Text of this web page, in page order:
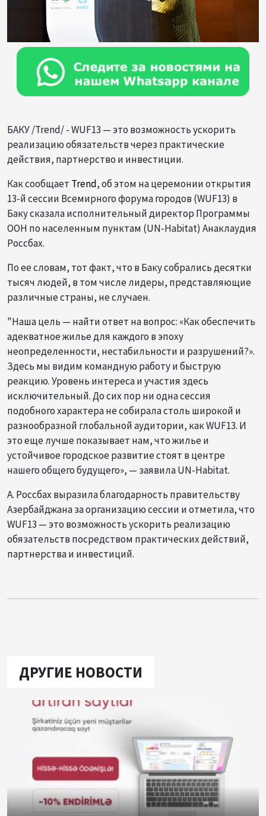
БАКУ /Trend/ - WUF13 — это возможность ускорить
реализацию обязательств через практические
действия, партнерство и инвестиции.
Как сообщает Trend, об этом на церемонии открытия
13-й сессии Всемирного форума городов (WUF13) в
Баку сказала исполнительный директор Программы
ООН по населенным пунктам (UN-Habitat) Анаклаудия
Россбах.
По ее словам, тот факт, что в Баку собрались десятки
тысяч людей, в том числе лидеры, представляющие
различные страны, не случаен.
"Наша цель — найти ответ на вопрос: «Как обеспечить
адекватное жилье для каждого в эпоху
неопределенности, нестабильности и разрушений?».
Здесь мы видим командную работу и быструю
реакцию. Уровень интереса и участия здесь
исключительный. До сих пор ни одна сессия
подобного характера не собирала столь широкой и
разнообразной глобальной аудитории, как WUF13. И
это еще лучше показывает нам, что жилье и
устойчивое городское развитие стоят в центре
нашего общего будущего», — заявила UN-Habitat.
А. Россбах выразила благодарность правительству
Азербайджана за организацию сессии и отметила, что
WUF13 — это возможность ускорить реализацию
обязательств посредством практических действий,
партнерства и инвестиций.
ДРУГИЕ НОВОСТИ